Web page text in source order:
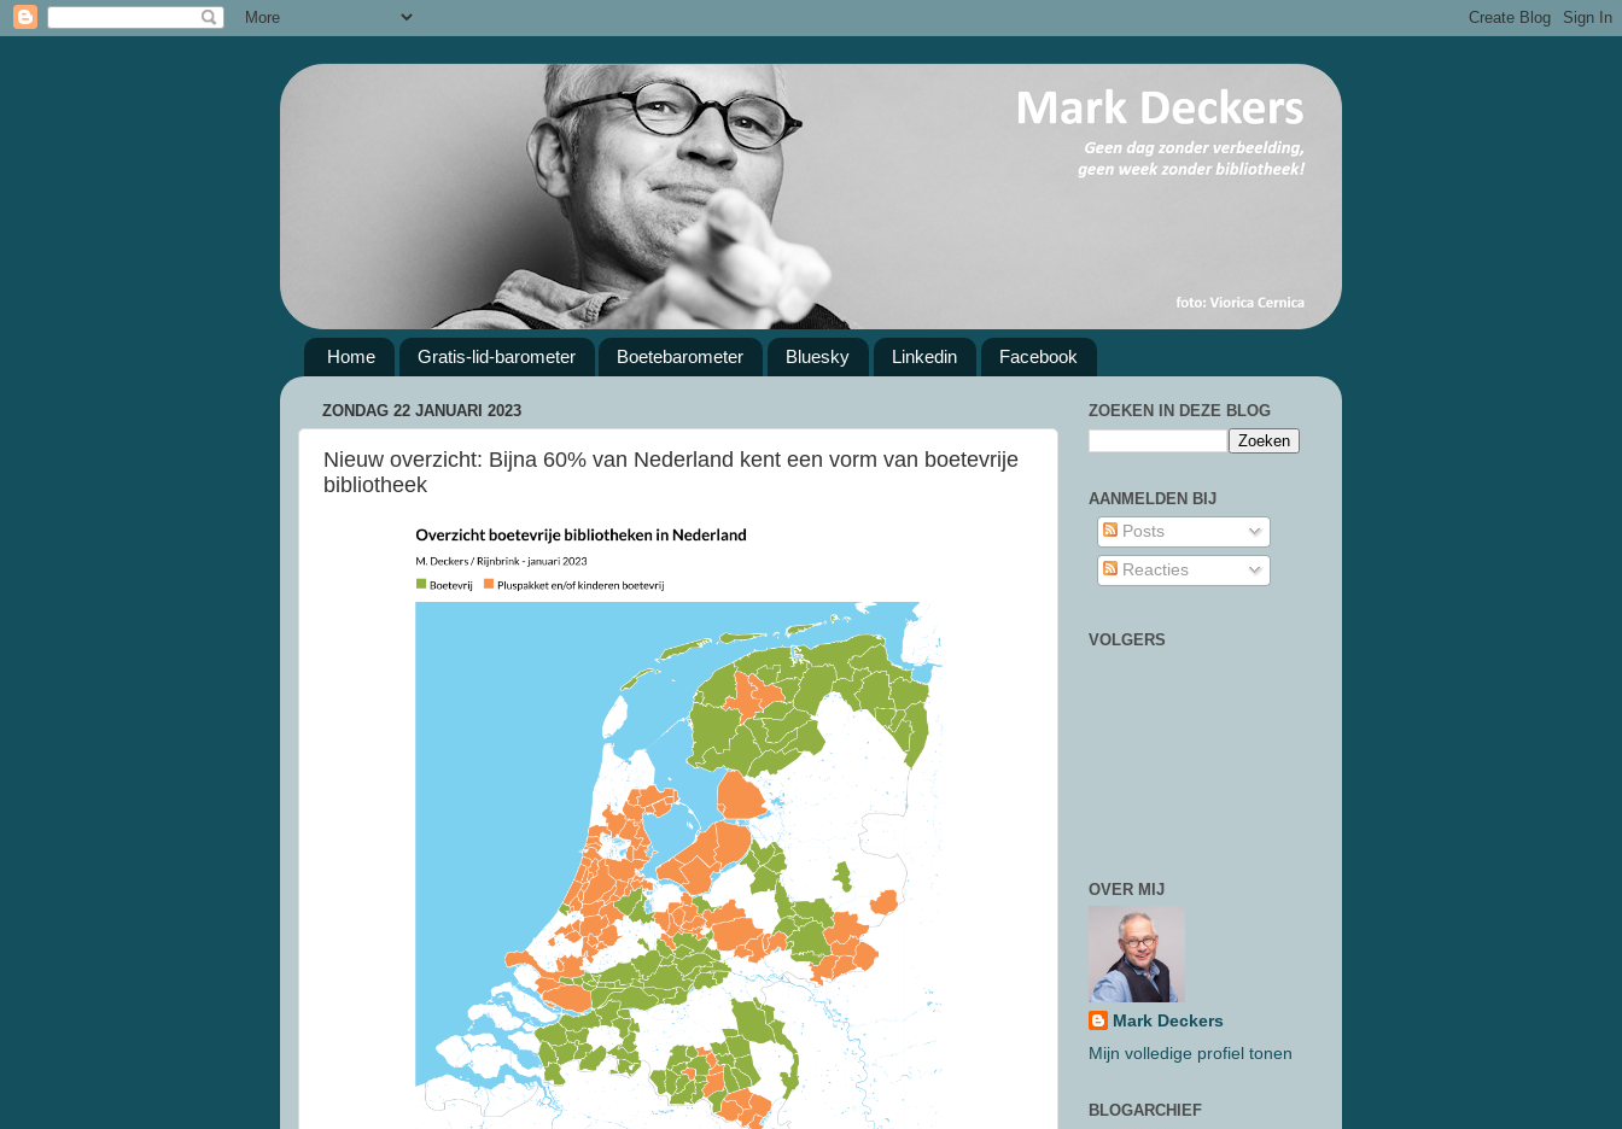
Home Gratis-lid-barometer Boetebarometer Bluesky Linkedin Facebook
ZONDAG 22 JANUARI 2023
Nieuw overzicht: Bijna 60% van Nederland kent een vorm van boetevrije
bibliotheek
ZOEKEN IN DEZE BLOG
AANMELDEN BIJ
Posts
Reacties
VOLGERS
OVER MIJ
Mark Deckers
Mijn volledige profiel tonen
BLOGARCHIEF